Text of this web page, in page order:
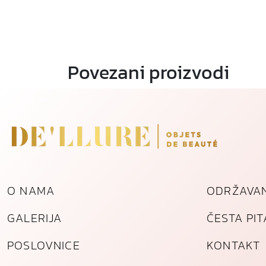
Povezani proizvodi
O NAMA
GALERIJA
POSLOVNICE
ČESTA
KONTAKT